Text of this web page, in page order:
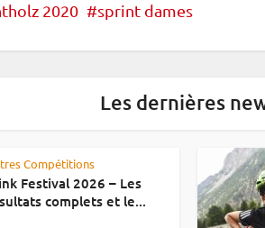
2020 sprint dames
Les dernières
Compétitions
Festival 2026 – Les
complets et le...